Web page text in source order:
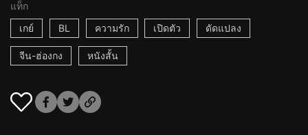
แท็ก
เกย์
BL ความรัก เปิดตัว ดัดแปลง
จีน-ฮ่องกง หนังสั้น